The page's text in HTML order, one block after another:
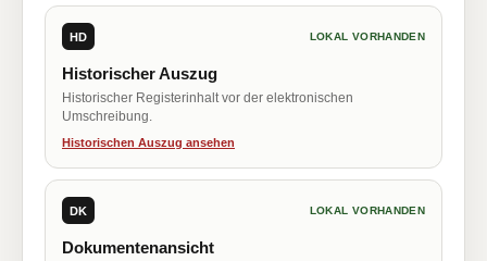
HD LOKAL VORHANDEN
Historischer Auszug
Historischer Registerinhalt vor der elektronischen
Umschreibung.
Historischen Auszug ansehen
DK LOKAL VORHANDEN
Dokumentenansicht